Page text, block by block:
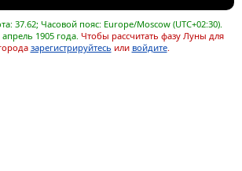
37.62; Часовой пояс: Europe/Moscow (UTC+02:30).
1905 года. Чтобы рассчитать фазу Луны для
зарегистрируйтесь или войдите.